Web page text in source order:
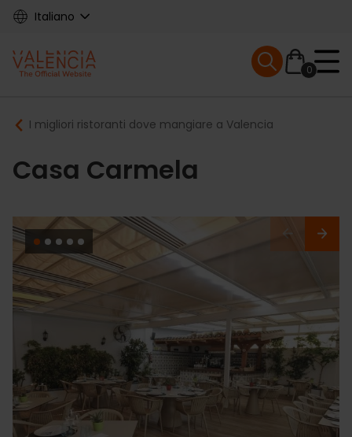
Skip
content
Italiano
Main
navigation
0
Mobile menu
Breadcrumb
I migliori ristoranti dove mangiare a Valencia
Casa Carmela